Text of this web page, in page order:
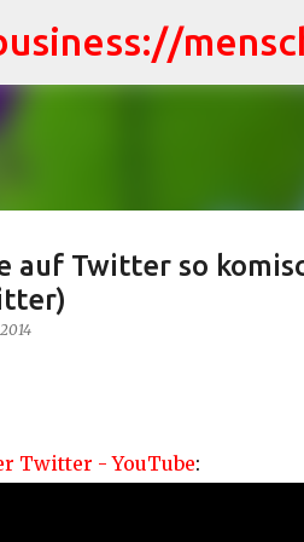
auf Twitter so
Twitter - YouTube: